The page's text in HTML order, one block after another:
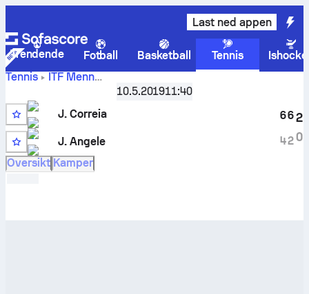
Last ned appen
Trendende Fotball Basketball Tennis
Tennis
ITF Menn
Las Palmas De Gran Canaria, Singles M-ITF-ESP-08A
Jordan Correia
innbyrdes oppgjør
10.5.201911:40
5
J. Correia
2
J. Angele
6
4
6
2
2
0
Oversikt Kamper